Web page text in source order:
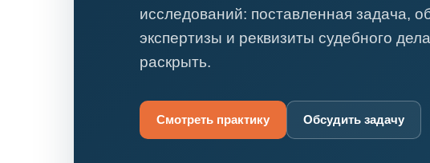
исследований: поставленная задача,
экспертизы и реквизиты судебного
раскрыть.
Смотреть практику Обсудить задачу